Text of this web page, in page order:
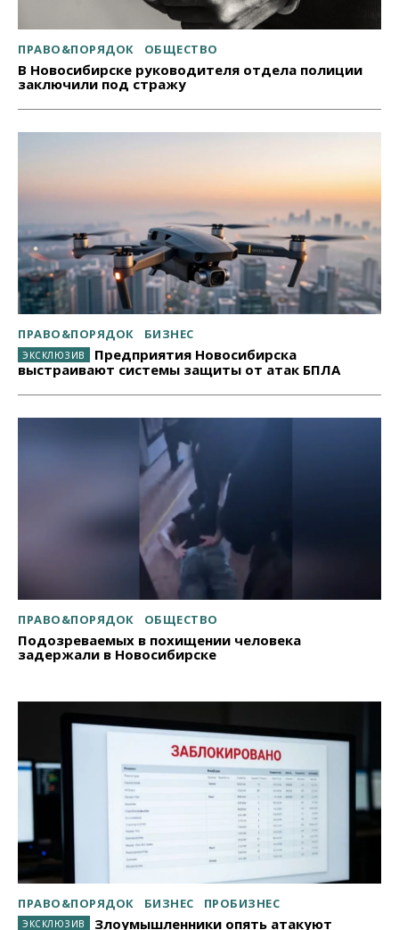
ПРАВО&ПОРЯДОК ОБЩЕСТВО
В Новосибирске руководителя отдела полиции
заключили под стражу
ПРАВО&ПОРЯДОК БИЗНЕС
Предприятия Новосибирска
выстраивают системы защиты от атак БПЛА
ПРАВО&ПОРЯДОК ОБЩЕСТВО
Подозреваемых в похищении человека
задержали в Новосибирске
ПРАВО&ПОРЯДОК БИЗНЕС ПРОБИЗНЕС
Злоумышленники опять атакуют